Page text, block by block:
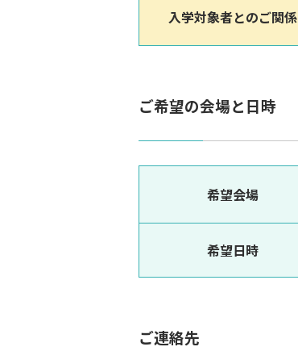
入学対象者とのご関係
ご希望の会場と日時
希望会場
希望日時
ご連絡先